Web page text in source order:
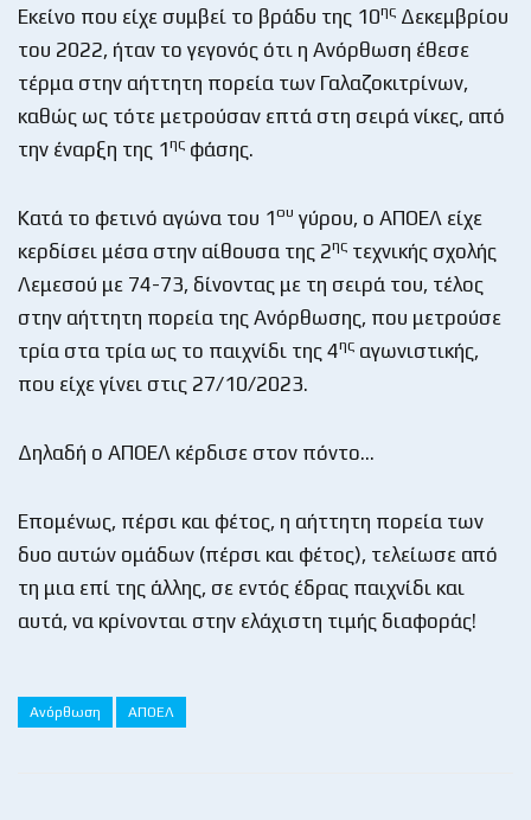
Εκείνο που είχε συμβεί το βράδυ της 10ης Δεκεμβρίου
του 2022, ήταν το γεγονός ότι η Ανόρθωση έθεσε
τέρμα στην αήττητη πορεία των Γαλαζοκιτρίνων,
καθώς ως τότε μετρούσαν επτά στη σειρά νίκες, από
την έναρξη της 1ης φάσης.
Κατά το φετινό αγώνα του 1ου γύρου, ο ΑΠΟΕΛ είχε
κερδίσει μέσα στην αίθουσα της 2ης τεχνικής σχολής
Λεμεσού με 74-73, δίνοντας με τη σειρά του, τέλος
στην αήττητη πορεία της Ανόρθωσης, που μετρούσε
τρία στα τρία ως το παιχνίδι της 4ης αγωνιστικής,
που είχε γίνει στις 27/10/2023.
Δηλαδή ο ΑΠΟΕΛ κέρδισε στον πόντο…
Επομένως, πέρσι και φέτος, η αήττητη πορεία των
δυο αυτών ομάδων (πέρσι και φέτος), τελείωσε από
τη μια επί της άλλης, σε εντός έδρας παιχνίδι και
αυτά, να κρίνονται στην ελάχιστη τιμής διαφοράς!
Ανόρθωση ΑΠΟΕΛ